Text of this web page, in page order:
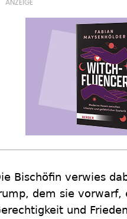
Bischöfin verwies
dem sie
und